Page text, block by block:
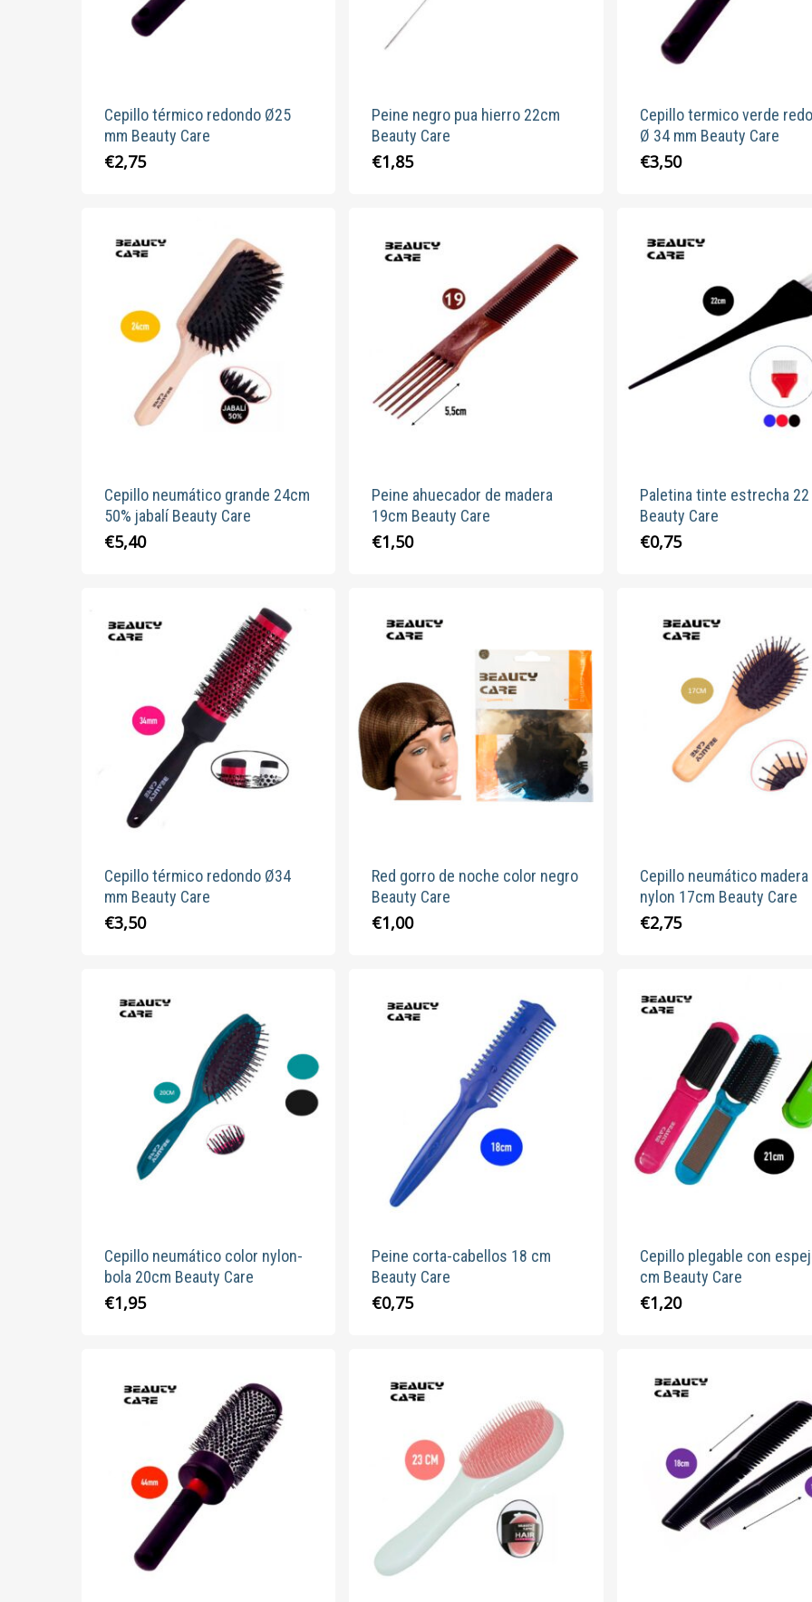
producto
Cepillo térmico redondo Ø25
mm Beauty Care
€2,75
Peine negro pua hierro 22cm
Beauty Care
€1,85
Cepillo termico verde
Ø 34 mm Beauty Care
€3,50
Cepillo neumático grande 24cm
50% jabalí Beauty Care
€5,40
Peine ahuecador de madera
19cm Beauty Care
€1,50
Paletina tinte estrecha 22
Beauty Care
€0,75
variantes.
Las
opciones
se
elegir
en
Cepillo térmico redondo Ø34
mm Beauty Care
€3,50
Red gorro de noche color negro
Beauty Care
€1,00
Cepillo neumático madera
nylon 17cm Beauty Care
€2,75
Cepillo neumático color nylon-
bola 20cm Beauty Care
€1,95
variantes.
Las
opciones
se
pueden
Peine corta-cabellos 18 cm
Beauty Care
€0,75
Cepillo plegable con
cm Beauty Care
€1,20